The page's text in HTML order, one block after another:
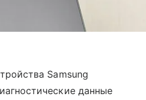
Samsung
данные